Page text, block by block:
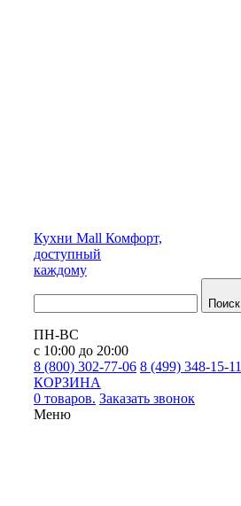
Кухни Mall Комфорт,
доступный
каждому
Поиск
ПН-ВС
с 10:00 до 20:00
8 (800) 302-77-06 8 (499) 348-15-11
КОРЗИНА
0 товаров. Заказать звонок
Меню